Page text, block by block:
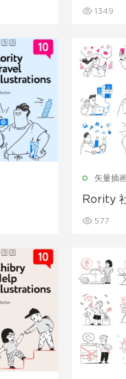
1349
矢量插
Rority
577